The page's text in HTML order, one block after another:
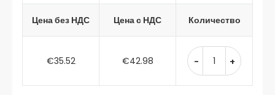
Цена без НДС Цена с НДС Количество
€35.52 €42.98 - +